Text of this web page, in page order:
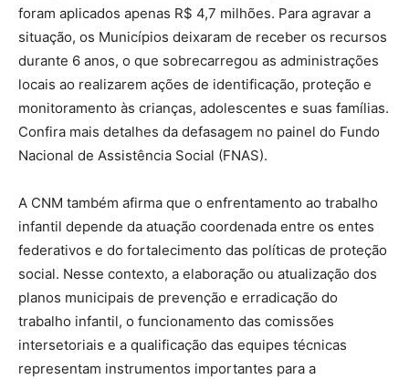
foram aplicados apenas R$ 4,7 milhões. Para agravar a
situação, os Municípios deixaram de receber os recursos
durante 6 anos, o que sobrecarregou as administrações
locais ao realizarem ações de identificação, proteção e
monitoramento às crianças, adolescentes e suas famílias.
Confira mais detalhes da defasagem no painel do Fundo
Nacional de Assistência Social (FNAS).
A CNM também afirma que o enfrentamento ao trabalho
infantil depende da atuação coordenada entre os entes
federativos e do fortalecimento das políticas de proteção
social. Nesse contexto, a elaboração ou atualização dos
planos municipais de prevenção e erradicação do
trabalho infantil, o funcionamento das comissões
intersetoriais e a qualificação das equipes técnicas
representam instrumentos importantes para a